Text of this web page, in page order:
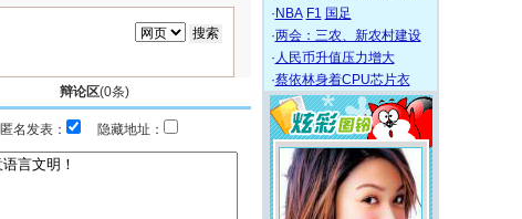
辩论区(0条)
名发表： 隐藏地址：
· NBA F1 国足
·两会：三农、新农村建设
· 人民币升值压力增大
·蔡依林身着CPU芯片衣